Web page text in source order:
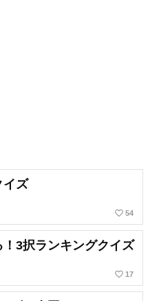
イズ
favorite_border 54
！3択ランキングクイズ
favorite_border 17